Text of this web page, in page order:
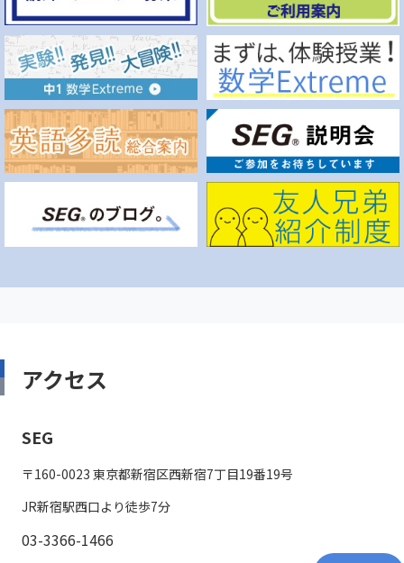
アクセス
SEG
〒160-0023 東京都新宿区西新宿7丁目19番19号
JR新宿駅西口より徒歩7分
03-3366-1466